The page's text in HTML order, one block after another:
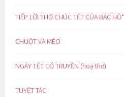
TIẾP LỜI THƠ CHÚC TẾT CỦA BÁC HỒ*
CHUỘT VÀ MÈO
NGÀY TẾT CỔ TRUYỀN (hoạ thơ)
TUYỆT TÁC